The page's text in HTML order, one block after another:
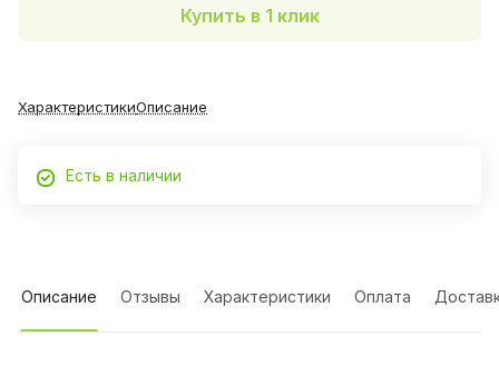
Купить в 1 клик
ХарактеристикиОписание
Есть в наличии
Описание Отзывы Характеристики Оплата